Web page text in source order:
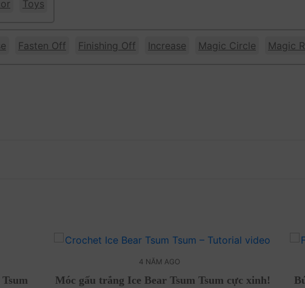
Toys
Fasten Off Finishing Off Increase Magic Circle Magic
4 NĂM AGO
Móc gấu trắng Ice Bear Tsum Tsum cực xinh!